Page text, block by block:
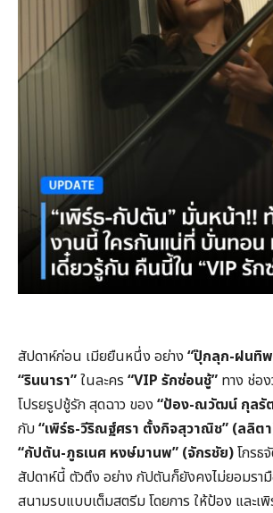
สัปดาห์ก่อน เมียยืนหนึ่ง อย่าง “ปุ๊กลุก-ฝนทิพ
“รินนารา”ในละคร “VIP รักซ่อนชู้” ทาง ช่อ
โปรยรูปชู้รัก สุดฉาว ของ “ป้อง-ณวัฒน์ กุลรั
กับ“เพิร์ธ-วีริณฐ์ศรา ตั้งกิจสุวาณิช” (ลลิต
“กัปตัน-ภูธเนศ หงษ์มานพ” (จักรชัย)โกรธ
สัปดาห์นี้ ตัวตึง อย่าง กัปตันก็ยังคงไม่ยอมรา
สนามรบแบบเต็มสตรีม โดยการ ให้ป้อง และเ